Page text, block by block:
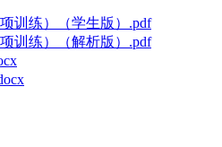
训练）（学生版）.pdf
训练）（解析版）.pdf